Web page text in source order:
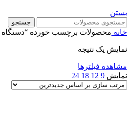
بستن
جستجو
خانه محصولات برچسب خورده “دستگاه
نمایش یک نتیجه
مشاهده فیلترها
نمایش 9
12
18
24